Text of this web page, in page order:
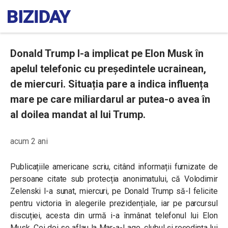
Donald Trump l-a implicat pe Elon Musk în
apelul telefonic cu președintele ucrainean,
de miercuri. Situația pare a indica influența
mare pe care miliardarul ar putea-o avea în
al doilea mandat al lui Trump.
acum 2 ani
Publicațiile americane scriu, citând informații furnizate de
persoane citate sub protecția anonimatului, că Volodimir
Zelenski l-a sunat, miercuri, pe Donald Trump să-l felicite
pentru victoria în alegerile prezidențiale, iar pe parcursul
discuției, acesta din urmă i-a înmânat telefonul lui Elon